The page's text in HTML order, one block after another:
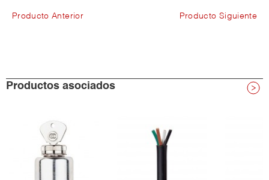
Producto Anterior Producto Siguiente
Productos asociados